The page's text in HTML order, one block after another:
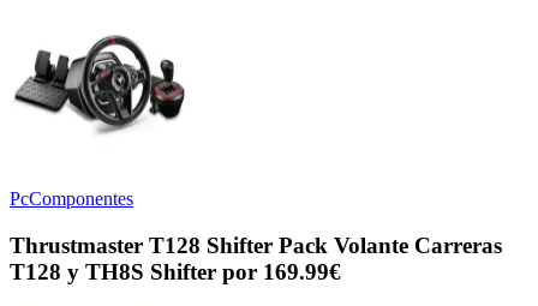
PcComponentes
Thrustmaster T128 Shifter Pack Volante Carreras
T128 y TH8S Shifter por 169.99€